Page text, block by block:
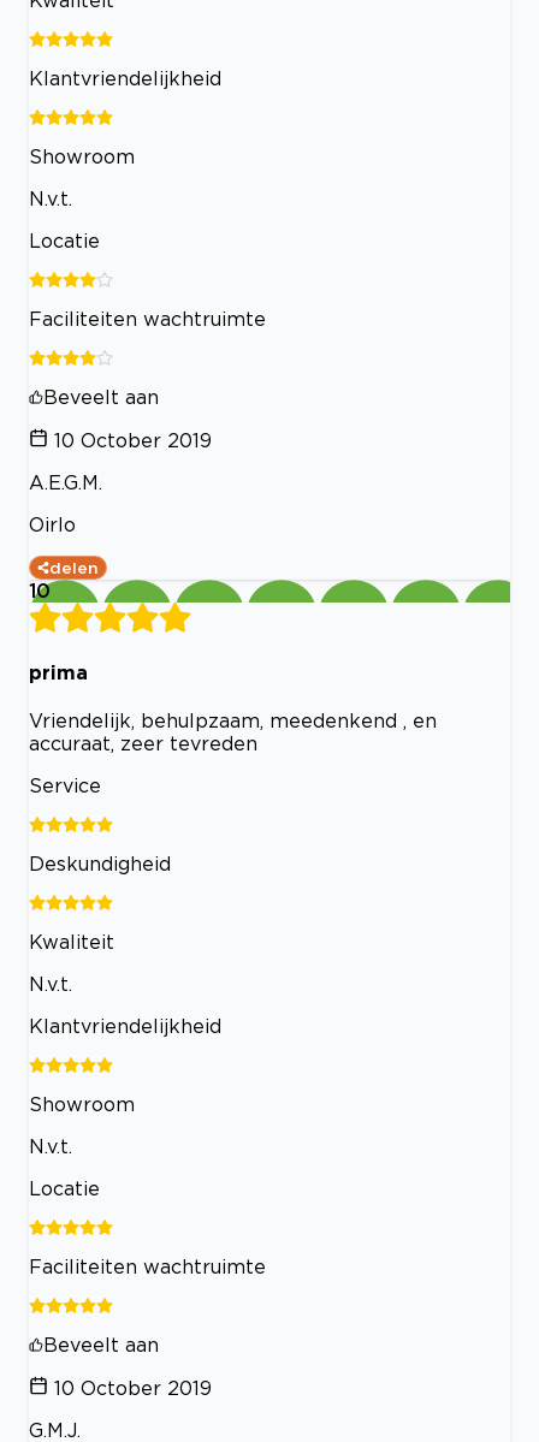
Klantvriendelijkheid
Showroom
N.v.t.
Locatie
Faciliteiten wachtruimte
Beveelt aan
10 October 2019
A.E.G.M.
Oirlo
delen
10
prima
Vriendelijk, behulpzaam, meedenkend , en
accuraat, zeer tevreden
Service
Deskundigheid
Kwaliteit
N.v.t.
Klantvriendelijkheid
Showroom
N.v.t.
Locatie
Faciliteiten wachtruimte
Beveelt aan
10 October 2019
G.M.J.